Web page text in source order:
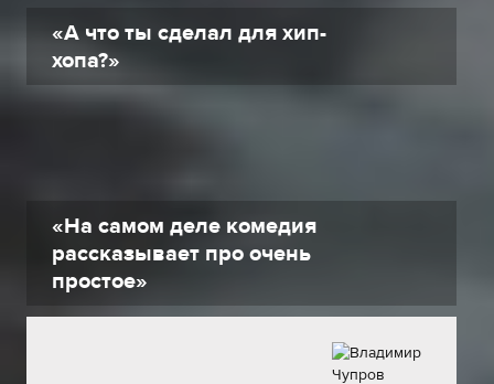
«А что ты сделал для хип-
хопа?»
«На самом деле комедия
рассказывает про очень
простое»